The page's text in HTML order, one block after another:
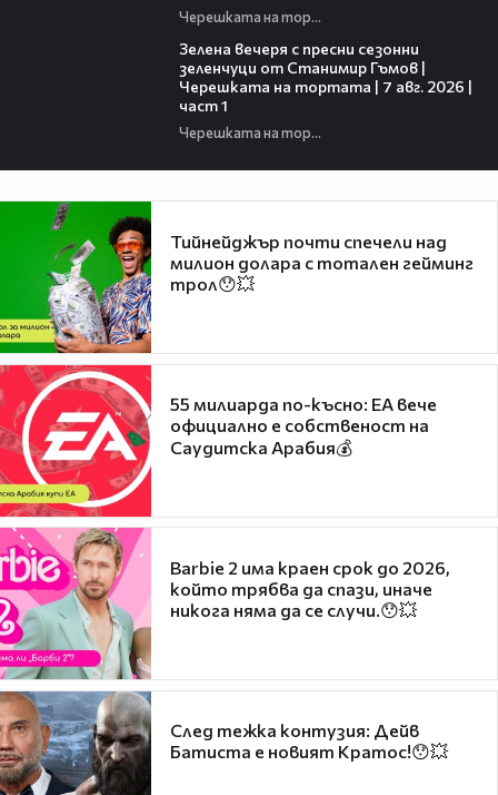
Черешката на тортата
Зелена вечеря с пресни сезонни
зеленчуци от Станимир Гъмов |
Черешката на тортата | 7 авг. 2026 |
част 1
Черешката на тортата
Тийнейджър почти спечели над
милион долара с тотален гейминг
трол😯💥
55 милиарда по-късно: EA вече
официално е собственост на
Саудитска Арабия💰
Barbie 2 има краен срок до 2026,
който трябва да спази, иначе
никога няма да се случи.😯💥
След тежка контузия: Дейв
Батиста е новият Кратос!😯💥